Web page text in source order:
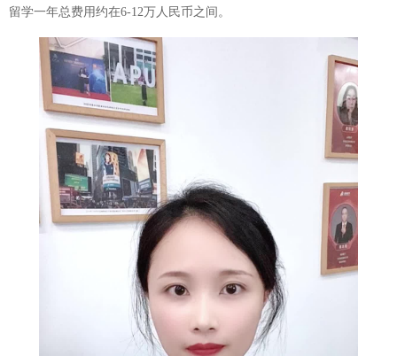
留学一年总费用约在6-12万人民币之间。